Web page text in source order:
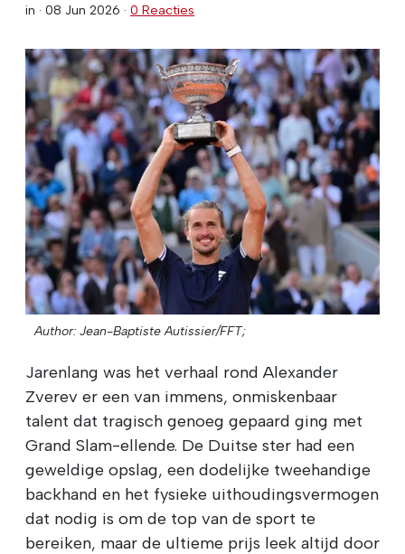
in · 08 Jun 2026 · 0 Reacties
Author: Jean-Baptiste Autissier/FFT;
Jarenlang was het verhaal rond Alexander
Zverev er een van immens, onmiskenbaar
talent dat tragisch genoeg gepaard ging met
Grand Slam-ellende. De Duitse ster had een
geweldige opslag, een dodelijke tweehandige
backhand en het fysieke uithoudingsvermogen
dat nodig is om de top van de sport te
bereiken, maar de ultieme prijs leek altijd door